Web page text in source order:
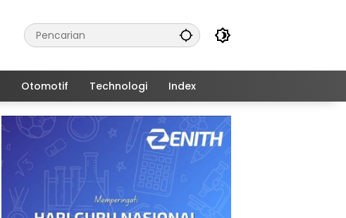
Otomotif Technologi Index